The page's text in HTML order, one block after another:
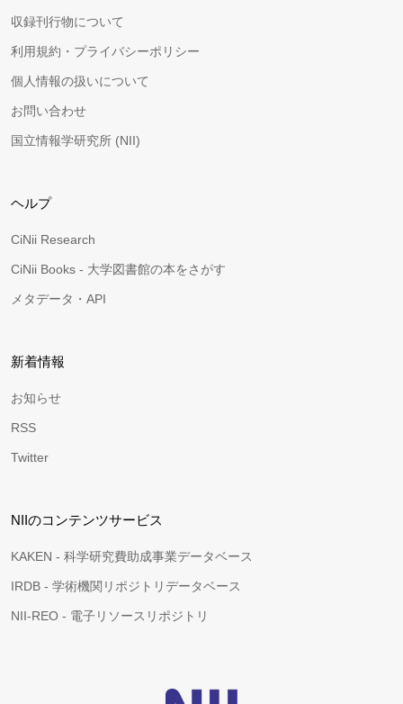
収録刊行物について
利用規約・プライバシーポリシー
個人情報の扱いについて
お問い合わせ
国立情報学研究所 (NII)
ヘルプ
CiNii Research
CiNii Books - 大学図書館の本をさがす
メタデータ・API
新着情報
お知らせ
RSS
Twitter
NIIのコンテンツサービス
KAKEN - 科学研究費助成事業データベース
IRDB - 学術機関リポジトリデータベース
NII-REO - 電子リソースリポジトリ